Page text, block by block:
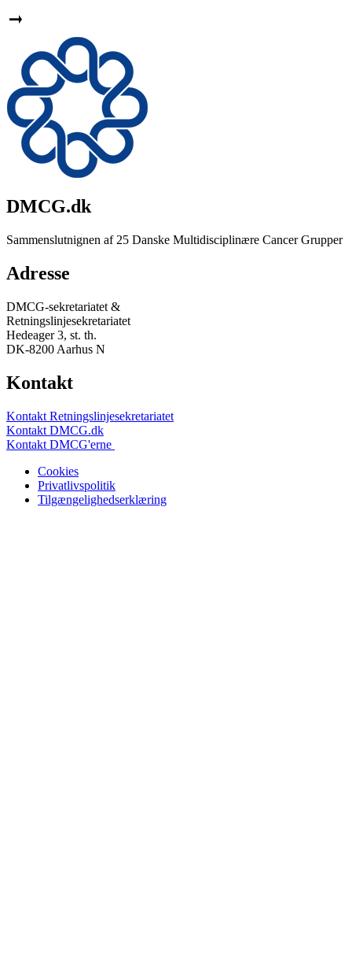
DMCG.dk
Sammenslutnignen af 25 Danske Multidisciplinære Cancer Grupper
Adresse
DMCG-sekretariatet &
Retningslinjesekretariatet
Hedeager 3, st. th.
DK-8200 Aarhus N
Kontakt
Kontakt Retningslinjesekretariatet
Kontakt DMCG.dk
Kontakt DMCG'erne
Cookies
Privatlivspolitik
Tilgængelighedserklæring